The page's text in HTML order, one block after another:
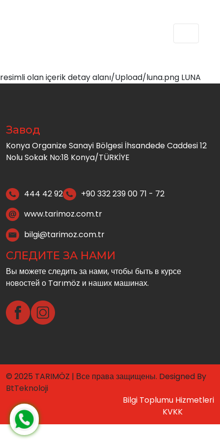
resimli olan içerik detay alanı/Upload/luna.png LUNA
Завод
Konya Organize Sanayi Bölgesi İhsandede Caddesi 12
Nolu Sokak No:18 Konya/TÜRKİYE
444 42 92
+90 332 239 00 71 - 72
www.tarimoz.com.tr
bilgi@tarimoz.com.tr
СЛЕДИТЕ ЗА НАМИ
Вы можете следить за нами, чтобы быть в курсе
новостей о Tarımöz и наших машинах.
© 2025 TARIMÖZ | Все права защищены. Designed By
BtTeknoloji
Bilgi Toplumu Hizmetleri
KVKK